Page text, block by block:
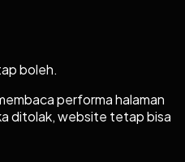
boleh.
performa halaman
ditolak, website tetap bisa